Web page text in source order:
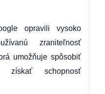
opravili vysoko
zraniteľnosť
umožňuje spôsobiť
získať schopnosť